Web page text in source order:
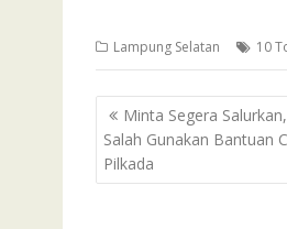
Lampung Selatan 10
Navigasi
pos
Minta Segera
Salah Gunakan Bantuan
Pilkada